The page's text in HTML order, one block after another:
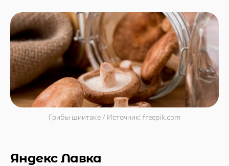
Грибы шиитаке / Источник: freepik.com
Яндекс Лавка